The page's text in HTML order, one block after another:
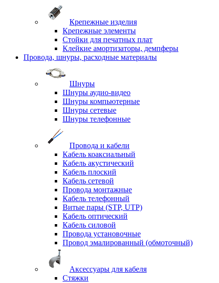
Крепежные изделия
Крепежные элементы
Стойки для печатных плат
Клейкие амортизаторы, демпферы
Провода, шнуры, расходные материалы
Шнуры
Шнуры аудио-видео
Шнуры компьютерные
Шнуры сетевые
Шнуры телефонные
Провода и кабели
Кабель коаксиальный
Кабель акустический
Кабель плоский
Кабель сетевой
Провода монтажные
Кабель телефонный
Витые пары (STP, UTP)
Кабель оптический
Кабель силовой
Провода установочные
Провод эмалированный (обмоточный)
Аксессуары для кабеля
Стяжки